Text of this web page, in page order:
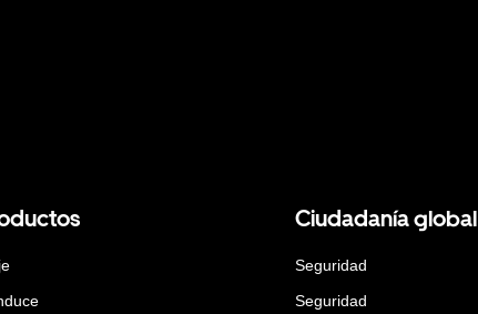
Ciudadanía global
Seguridad
Seguridad